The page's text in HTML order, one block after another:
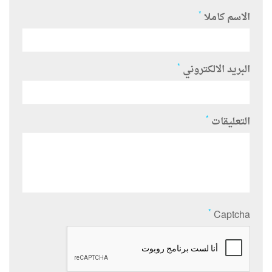
الاسم كاملا *
البريد الالكتروني *
التعليقات *
Captcha
*